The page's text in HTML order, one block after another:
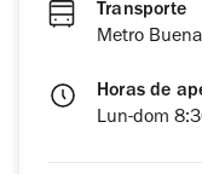
Transporte
Metro
Horas de
Lun-dom